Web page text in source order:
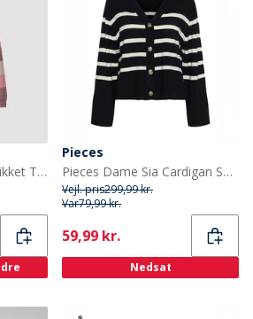
Name It Piger Sally Strikket Trøje Mauve Mist
Pieces
Pieces Dame Sia Cardigan Sort
Vejl. pris299,99 kr.
Var79,99 kr.
Current
59,99 kr.
Nedsat